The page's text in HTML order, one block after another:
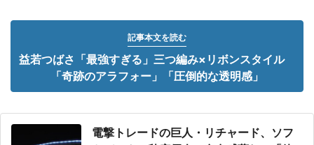
記事本文を読む
益若つばさ「最強すぎる」三つ編み×リボンスタイル
「奇跡のアラフォー」「圧倒的な透明感」
電撃トレードの巨人・リチャード、ソフ